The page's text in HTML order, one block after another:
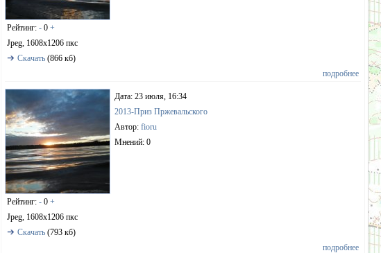
Рейтинг: - 0 +
Jpeg, 1608x1206 пкс
Скачать (866 кб)
подробнее
Рейтинг: - 0 +
Jpeg, 1608x1206 пкс
Скачать (793 кб)
Дата: 23 июля, 16:34
2013-Приз Пржевальского
Автор: fioru
Мнений: 0
подробнее